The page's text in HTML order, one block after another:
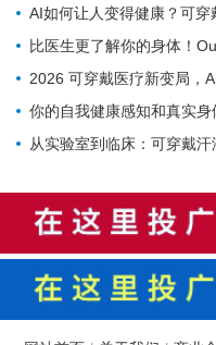
AI如何让人变得健康？可
比医生更了解你的身体！Oura CEO说
2026 可穿戴医疗新变局，AI
你的自我健康感知和真实身体对不上
从实验室到临床：可穿戴汗液